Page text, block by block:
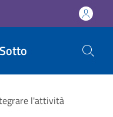
l'attività